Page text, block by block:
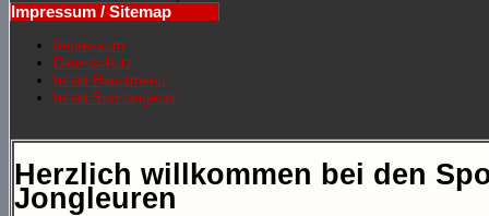
Impressum / Sitemap
Impressum
Datenschutz
Inhalt Hauptmenü
Inhalt Sportangebot
Herzlich willkommen bei den
Jongleuren